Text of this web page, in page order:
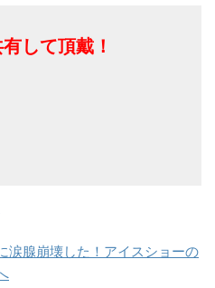
して頂戴！
涙腺崩壊した！アイスショーの